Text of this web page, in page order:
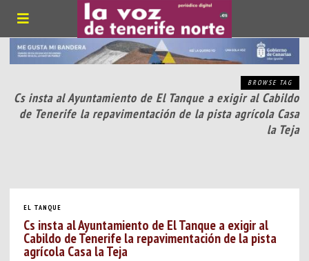
BROWSE TAG
Cs insta al Ayuntamiento de El Tanque a exigir al Cabildo
de Tenerife la repavimentación de la pista agrícola Casa
la Teja
EL TANQUE
Cs insta al Ayuntamiento de El Tanque a exigir al
Cabildo de Tenerife la repavimentación de la pista
agrícola Casa la Teja